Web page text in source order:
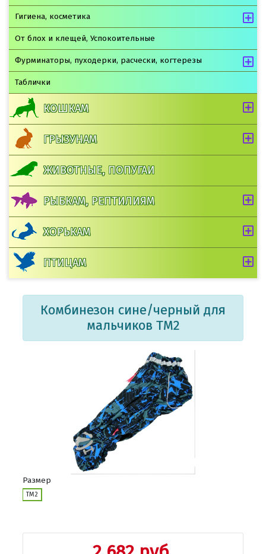
Гигиена, косметика
От блох и клещей, Успокоительные
Фурминаторы, пуходерки, расчески, когтерезы
Таблички
КОШКАМ
ГРЫЗУНАМ
ЖИВОТНЫЕ, ПОПУГАИ
РЫБКАМ, РЕПТИЛИЯМ
ХОРЬКАМ
ПТИЦАМ
Комбинезон сине/черный для
мальчиков TM2
Размер
ТМ2